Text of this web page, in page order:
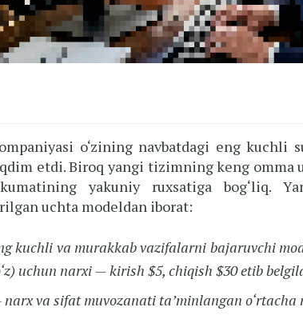
o‘zining navbatdagi eng
etdi. Biroq yangi tizimning keng
yakuniy ruxsatiga bog‘liq.
uchta modeldan iborat:
kuchli va murakkab vazifalarni bajaruvchi
uchun narxi — kirish $5, chiqish $30 etib
va sifat muvozanati ta’minlangan o‘rtacha